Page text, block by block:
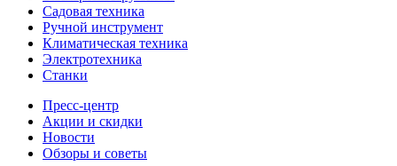
Садовая техника
Ручной инструмент
Климатическая техника
Электротехника
Станки
Пресс-центр
Акции и скидки
Новости
Обзоры и советы